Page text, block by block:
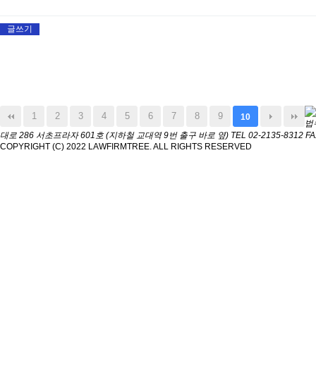
글쓰기
1 2 3 4 5 6 7 8 9 10
법
대로 286 서초프라자 601호 (지하철 교대역 9번 출구 바로 옆) TEL 02-2135-8312
COPYRIGHT (C) 2022 LAWFIRMTREE. ALL RIGHTS RESERVED